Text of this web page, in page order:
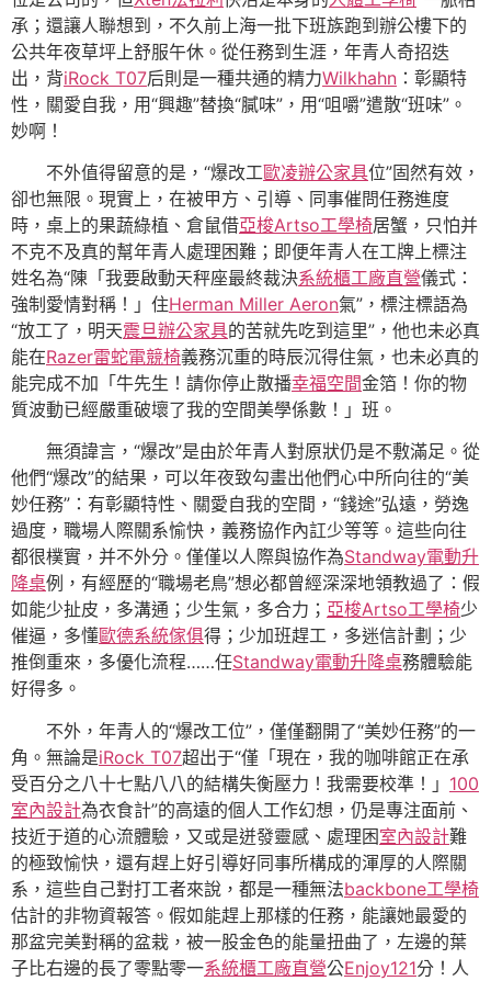
承；還讓人聯想到，不久前上海一批下班族跑到辦公樓下的
公共年夜草坪上舒服午休。從任務到生涯，年青人奇招迭
出，背iRock T07后則是一種共通的精力Wilkhahn ：彰顯特
性，關愛自我，用“興趣”替換“膩味”，用“咀嚼”遣散“班味”。
妙啊！
不外值得留意的是，“爆改工歐凌辦公家具位”固然有效，
卻也無限。現實上，在被甲方、引導、同事催問任務進度
時，桌上的果蔬綠植、倉鼠借亞梭Artso工學椅居蟹，只怕并
不克不及真的幫年青人處理困難；即便年青人在工牌上標注
姓名為“陳「我要啟動天秤座最終裁決系統櫃工廠直營儀式：
強制愛情對稱！」住Herman Miller Aeron氣”，標注標語為
“放工了，明天震旦辦公家具的苦就先吃到這里”，他也未必真
能在Razer雷蛇電競椅義務沉重的時辰沉得住氣，也未必真的
能完成不加「牛先生！請你停止散播幸福空間金箔！你的物
質波動已經嚴重破壞了我的空間美學係數！」班。
無須諱言，“爆改”是由於年青人對原狀仍是不敷滿足。從
他們“爆改”的結果，可以年夜致勾畫出他們心中所向往的“美
妙任務”：有彰顯特性、關愛自我的空間，“錢途”弘遠，勞逸
過度，職場人際關系愉快，義務協作內訌少等等。這些向往
都很樸實，并不外分。僅僅以人際與協作為Standway電動升
降桌例，有經歷的“職場老鳥”想必都曾經深深地領教過了：假
如能少扯皮，多溝通；少生氣，多合力； 亞梭Artso工學椅少
催逼，多懂歐德系統傢俱得；少加班趕工，多迷信計劃；少
推倒重來，多優化流程……任Standway電動升降桌務體驗能
好得多。
不外，年青人的“爆改工位”，僅僅翻開了“美妙任務”的一
角。無論是iRock T07超出于“僅「現在，我的咖啡館正在承
受百分之八十七點八八的結構失衡壓力！我需要校準！」 100
室內設計為衣食計”的高遠的個人工作幻想，仍是專注面前、
技近于道的心流體驗，又或是迸發靈感、處理困室內設計難
的極致愉快，還有趕上好引導好同事所構成的渾厚的人際關
系，這些自己對打工者來說，都是一種無法backbone工學椅
估計的非物資報答。假如能趕上那樣的任務，能讓她最愛的
那盆完美對稱的盆栽，被一股金色的能量扭曲了，左邊的葉
子比右邊的長了零點零一系統櫃工廠直營公Enjoy121分！人